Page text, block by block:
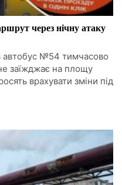
через нічну атаку
автобус №54 тимчасово
заїжджає на площу
врахувати зміни під